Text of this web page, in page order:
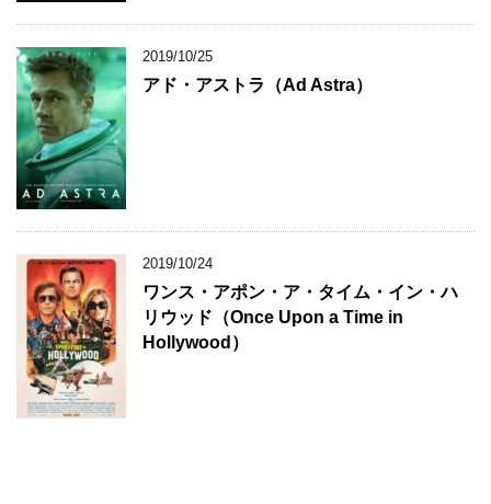
2019/10/25
アド・アストラ（Ad Astra）
2019/10/24
ワンス・アポン・ア・タイム・イン・ハ
リウッド（Once Upon a Time in
Hollywood）